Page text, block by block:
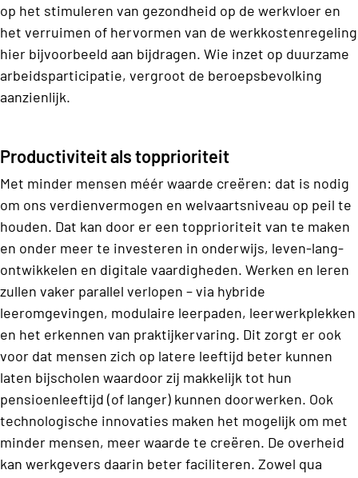
op het stimuleren van gezondheid op de werkvloer en
het verruimen of hervormen van de werkkostenregeling
hier bijvoorbeeld aan bijdragen. Wie inzet op duurzame
arbeidsparticipatie, vergroot de beroepsbevolking
aanzienlijk.
Productiviteit als topprioriteit
Met minder mensen méér waarde creëren: dat is nodig
om ons verdienvermogen en welvaartsniveau op peil te
houden. Dat kan door er een topprioriteit van te maken
en onder meer te investeren in onderwijs, leven-lang-
ontwikkelen en digitale vaardigheden. Werken en leren
zullen vaker parallel verlopen – via hybride
leeromgevingen, modulaire leerpaden, leerwerkplekken
en het erkennen van praktijkervaring. Dit zorgt er ook
voor dat mensen zich op latere leeftijd beter kunnen
laten bijscholen waardoor zij makkelijk tot hun
pensioenleeftijd (of langer) kunnen doorwerken. Ook
technologische innovaties maken het mogelijk om met
minder mensen, meer waarde te creëren. De overheid
kan werkgevers daarin beter faciliteren. Zowel qua